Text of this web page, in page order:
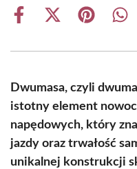
Share
Share
(Twitter)
Share
Dwumasa, czyli
istotny element
napędowych, który
jazdy oraz trwałość
unikalnej konstrukcji